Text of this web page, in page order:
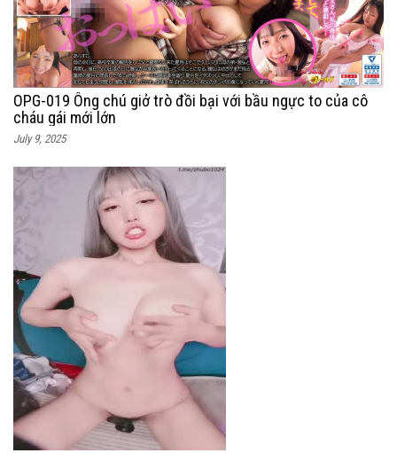
OPG-019 Ông chú giở trò đồi bại với bầu ngực to của cô
cháu gái mới lớn
July 9, 2025